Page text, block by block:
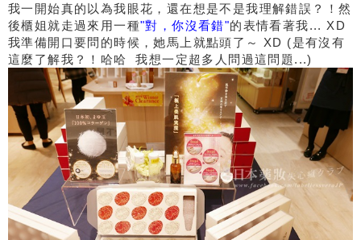
我一開始真的以為我眼花，還在想是不是我理解錯誤？！然
後櫃姐就走過來用一種"對，你沒看錯"的表情看著我... XD
我準備開口要問的時候，她馬上就點頭了～ XD (是有沒有
這麼了解我？！哈哈 我想一定超多人問過這問題...)